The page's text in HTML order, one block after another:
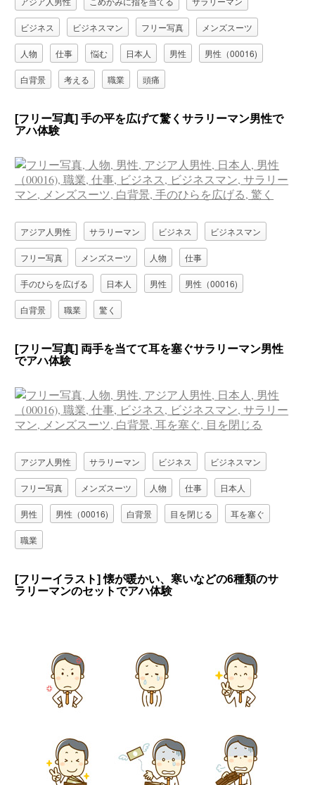
ビジネス ビジネスマン フリー写真 メンズスーツ
人物 仕事 悩む 日本人 男性 男性（00016)
白背景 考える 職業 頭痛
[フリー写真] 手の平を広げて驚くサラリーマン男性で
アハ体験
アジア人男性 サラリーマン ビジネス ビジネスマン
フリー写真 メンズスーツ 人物 仕事
手のひらを広げる 日本人 男性 男性（00016)
白背景 職業 驚く
[フリー写真] 両手を当てて耳を塞ぐサラリーマン男性
でアハ体験
アジア人男性 サラリーマン ビジネス ビジネスマン
フリー写真 メンズスーツ 人物 仕事 日本人
男性 男性（00016) 白背景 目を閉じる 耳を塞ぐ
職業
[フリーイラスト] 懐が暖かい、寒いなどの6種類のサ
ラリーマンのセットでアハ体験